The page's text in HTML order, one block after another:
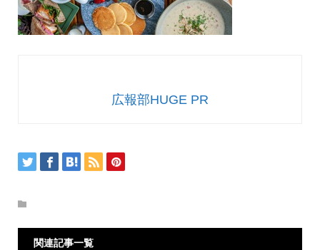
広報部HUGE PR
関連記事一覧